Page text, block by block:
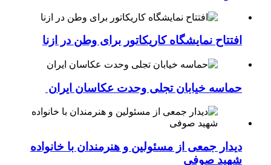
افتتاح نمایشگاه کاریکاتور برای وطن در ازنا
حماسه خیابان تجلی وحدت عکاسان ایران
دیدار جمعی از مسئولین و هنرمندان با خانواده
شهید صوفی